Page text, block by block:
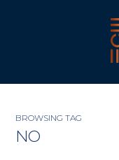
BROWSING TAG
NO